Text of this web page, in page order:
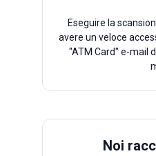
Eseguire la
avere un veloce
"ATM Card" e-mail
Noi